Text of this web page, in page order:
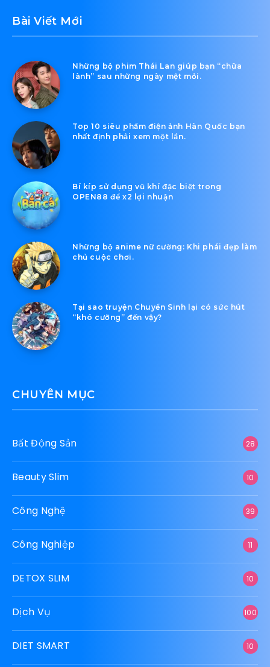
Bài Viết Mới
Những bộ phim Thái Lan giúp bạn “chữa
lành” sau những ngày mệt mỏi.
Top 10 siêu phẩm điện ảnh Hàn Quốc bạn
nhất định phải xem một lần.
Bí kíp sử dụng vũ khí đặc biệt trong
OPEN88 để x2 lợi nhuận
Những bộ anime nữ cường: Khi phái đẹp làm
chủ cuộc chơi.
Tại sao truyện Chuyển Sinh lại có sức hút
“khó cưỡng” đến vậy?
CHUYÊN MỤC
Bất Động Sản 28
Beauty Slim 10
Công Nghệ 39
Công Nghiệp 11
DETOX SLIM 10
Dịch Vụ 100
DIET SMART 10